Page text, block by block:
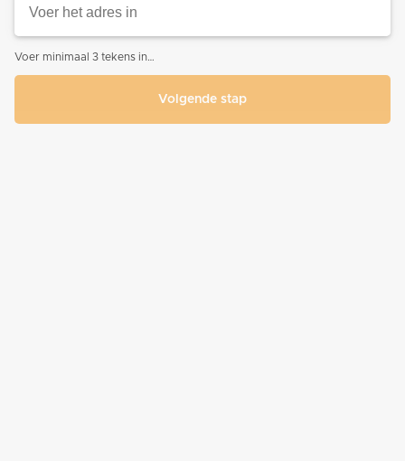
Voer minimaal 3 tekens in…
Volgende stap